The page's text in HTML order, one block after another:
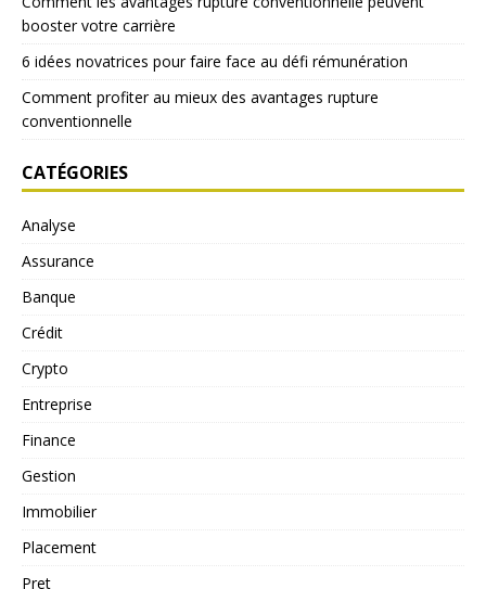
booster votre carrière
6 idées novatrices pour faire face au défi rémunération
Comment profiter au mieux des avantages rupture
conventionnelle
CATÉGORIES
Analyse
Assurance
Banque
Crédit
Crypto
Entreprise
Finance
Gestion
Immobilier
Placement
Pret